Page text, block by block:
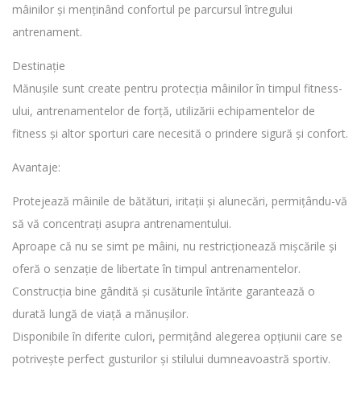
mâinilor și menținând confortul pe parcursul întregului
antrenament.
Destinație
Mănușile sunt create pentru protecția mâinilor în timpul fitness-
ului, antrenamentelor de forță, utilizării echipamentelor de
fitness și altor sporturi care necesită o prindere sigură și confort.
Avantaje:
Protejează mâinile de bătături, iritații și alunecări, permițându-vă
să vă concentrați asupra antrenamentului.
Aproape că nu se simt pe mâini, nu restricționează mișcările și
oferă o senzație de libertate în timpul antrenamentelor.
Construcția bine gândită și cusăturile întărite garantează o
durată lungă de viață a mănușilor.
Disponibile în diferite culori, permițând alegerea opțiunii care se
potrivește perfect gusturilor și stilului dumneavoastră sportiv.